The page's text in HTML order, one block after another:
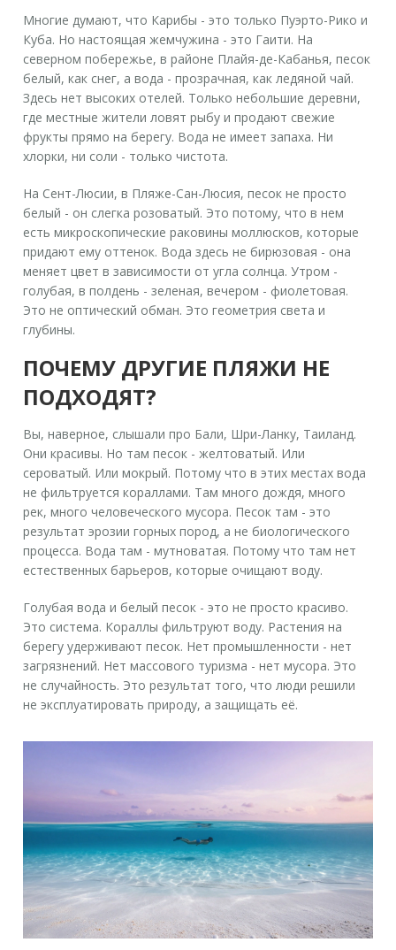
Многие думают, что Карибы - это только Пуэрто-Рико и
Куба. Но настоящая жемчужина - это Гаити. На
северном побережье, в районе Плайя-де-Кабанья, песок
белый, как снег, а вода - прозрачная, как ледяной чай.
Здесь нет высоких отелей. Только небольшие деревни,
где местные жители ловят рыбу и продают свежие
фрукты прямо на берегу. Вода не имеет запаха. Ни
хлорки, ни соли - только чистота.
На Сент-Люсии, в Пляже-Сан-Люсия, песок не просто
белый - он слегка розоватый. Это потому, что в нем
есть микроскопические раковины моллюсков, которые
придают ему оттенок. Вода здесь не бирюзовая - она
меняет цвет в зависимости от угла солнца. Утром -
голубая, в полдень - зеленая, вечером - фиолетовая.
Это не оптический обман. Это геометрия света и
глубины.
ПОЧЕМУ ДРУГИЕ ПЛЯЖИ НЕ
ПОДХОДЯТ?
Вы, наверное, слышали про Бали, Шри-Ланку, Таиланд.
Они красивы. Но там песок - желтоватый. Или
сероватый. Или мокрый. Потому что в этих местах вода
не фильтруется кораллами. Там много дождя, много
рек, много человеческого мусора. Песок там - это
результат эрозии горных пород, а не биологического
процесса. Вода там - мутноватая. Потому что там нет
естественных барьеров, которые очищают воду.
Голубая вода и белый песок - это не просто красиво.
Это система. Кораллы фильтруют воду. Растения на
берегу удерживают песок. Нет промышленности - нет
загрязнений. Нет массового туризма - нет мусора. Это
не случайность. Это результат того, что люди решили
не эксплуатировать природу, а защищать её.